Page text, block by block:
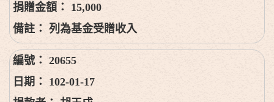
15,000
列為基金受贈收入
20655
102-01-17